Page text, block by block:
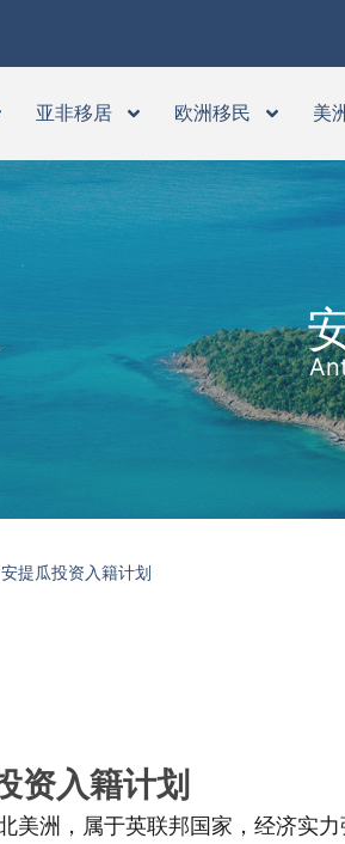
亚非移居 欧洲移民 美
安提瓜投资入籍计划
资入籍计划
美洲，属于英联邦国家，经济实力